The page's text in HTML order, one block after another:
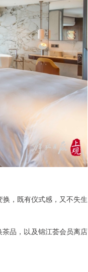
，既有仪式感，又不失生
茶品，以及锦江荟会员离店